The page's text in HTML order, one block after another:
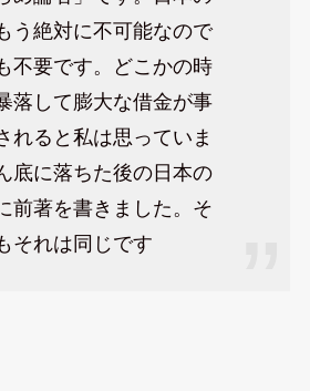
う絶対に不可能なので
不要です。どこかの時
落して膨大な借金が事
れると私は思っていま
底に落ちた後の日本の
前著を書きました。そ
それは同じです